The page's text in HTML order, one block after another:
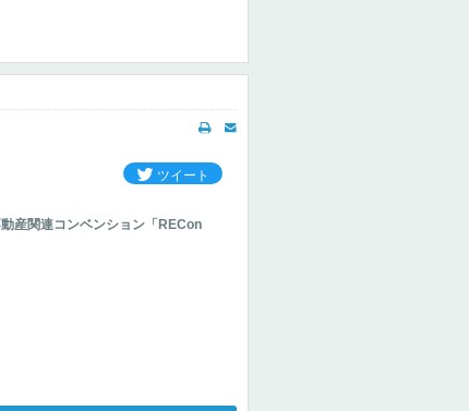
産関連コンベンション「RECon
ツイート